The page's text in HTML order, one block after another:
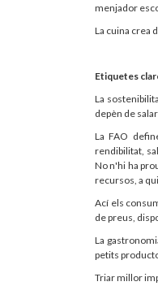
menjador
La cuina crea
Etiquetes
La
depèn de
La FAO
rendibilitat,
No n'hi ha
recursos, a
Ací els
de preus,
La
petits
Triar millor